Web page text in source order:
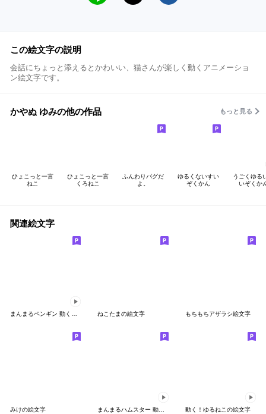
この絵文字の説明
会話にちょっと添えるとかわいい、猫さんが楽しく動くアニメーショ
ン絵文字です。
かやぬ ゆみの他の作品 もっと見る
ひょこっと一言
ねこ
ひょこっと一言
くろねこ
ふんわりパグだ
よ。
ゆるくないすい
ぞくかん
うごくゆる
いぞくか
関連絵文字
ねこたまの絵文字 もちもちアザラシ絵文字
みけの絵文字 まんまるハムスター 動く絵文字 動く！ゆるねこの絵文字